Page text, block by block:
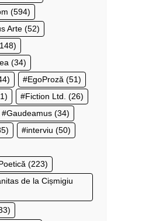
(594)
Arte (52)
(34)
EgoProză (51)
Fiction Ltd. (26)
Gaudeamus (34)
interviu (50)
(223)
de la Cișmigiu